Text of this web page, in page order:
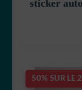
sticker
50% SUR LE